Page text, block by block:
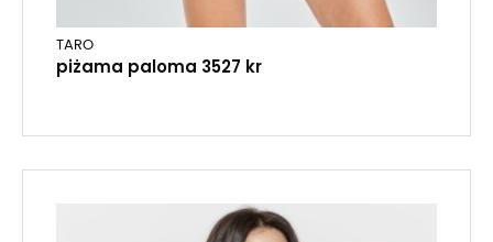
TARO
piżama paloma 3527 kr